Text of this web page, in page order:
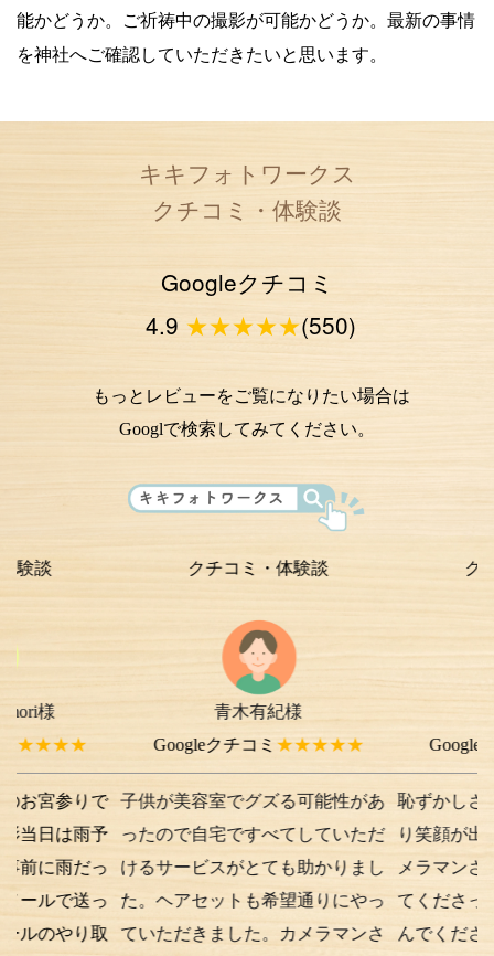
能かどうか。 ご祈祷中の撮影が可能かどうか。 最新の事情
を神社へご確認していただきたいと思います。
キキフォトワークス
クチコミ・体験談
Googleクチコミ
4.9 ★★★★★(550)
もっとレビューをご覧になりたい場合は
Googlで検索してみてください。
で
予
っ
っ
取
クチコミ・体験談
青木有紀様
Googleクチコミ★★★★★
子供が美容室でグズる可能性があ
ったので自宅ですべてしていただ
けるサービスがとても助かりまし
た。ヘアセットも希望通りにやっ
ていただきました。カメラマンさ
クチコミ・
Googleクチコミ
恥ずかしさから最初
り笑顔が出ない子供
メラマンさんが根気
てくださったり落ち
んでくださったり、